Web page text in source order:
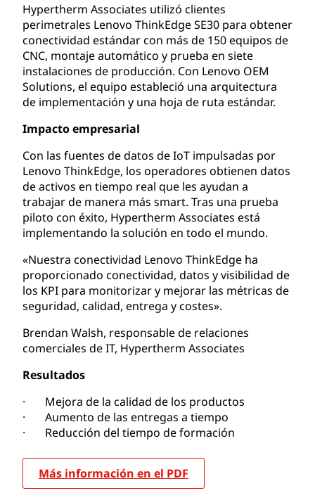
Hypertherm Associates utilizó clientes
perimetrales Lenovo ThinkEdge SE30 para obtener
conectividad estándar con más de 150 equipos de
CNC, montaje automático y prueba en siete
instalaciones de producción. Con Lenovo OEM
Solutions, el equipo estableció una arquitectura
de implementación y una hoja de ruta estándar.
Impacto empresarial
Con las fuentes de datos de IoT impulsadas por
Lenovo ThinkEdge, los operadores obtienen datos
de activos en tiempo real que les ayudan a
trabajar de manera más smart. Tras una prueba
piloto con éxito, Hypertherm Associates está
implementando la solución en todo el mundo.
«Nuestra conectividad Lenovo ThinkEdge ha
proporcionado conectividad, datos y visibilidad de
los KPI para monitorizar y mejorar las métricas de
seguridad, calidad, entrega y costes».
Brendan Walsh, responsable de relaciones
comerciales de IT, Hypertherm Associates
Resultados
· Mejora de la calidad de los productos
· Aumento de las entregas a tiempo
· Reducción del tiempo de formación
Más información en el PDF